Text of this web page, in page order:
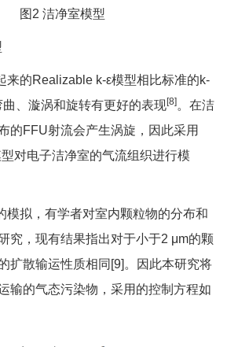
图2 洁净室模型
的Realizable k-ε模型相比标准的k-
、漩涡和旋转有更好的表现[8] 。在洁
的FFU射流会产生涡旋，因此采用
对电子洁净室的气流组织进行模
拟，有学者对室内颗粒物的分布和
究，现有结果指出对于小于2 μm的颗
扩散输运性质相同[9]。因此本研究将
输的气态污染物，采用的控制方程如